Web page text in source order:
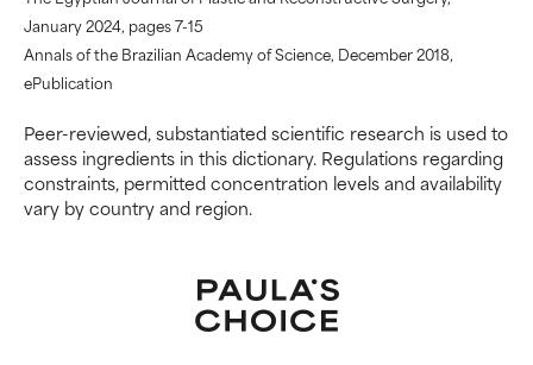
January 2024, pages 7-15
Annals of the Brazilian Academy of Science, December 2018,
ePublication
Peer-reviewed, substantiated scientific research is used to
assess ingredients in this dictionary. Regulations regarding
constraints, permitted concentration levels and availability
vary by country and region.
więcej szkody niż pożytku.
BRAK OCENY
składnika, ponieważ nie
mieliśmy okazji przeanalizować
badań na jego temat.
więcej szkody niż pożytku.
BRAK OCENY
składnika, ponieważ nie
mieliśmy okazji przeanalizować
badań na jego temat.